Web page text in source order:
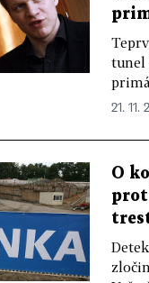
tunel
21. 11.
O